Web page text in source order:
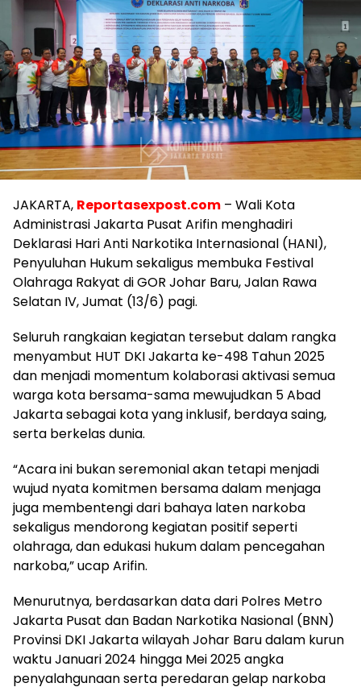
JAKARTA, Reportasexpost.com – Wali Kota
Administrasi Jakarta Pusat Arifin menghadiri
Deklarasi Hari Anti Narkotika Internasional (HANI),
Penyuluhan Hukum sekaligus membuka Festival
Olahraga Rakyat di GOR Johar Baru, Jalan Rawa
Selatan IV, Jumat (13/6) pagi.
Seluruh rangkaian kegiatan tersebut dalam rangka
menyambut HUT DKI Jakarta ke-498 Tahun 2025
dan menjadi momentum kolaborasi aktivasi semua
warga kota bersama-sama mewujudkan 5 Abad
Jakarta sebagai kota yang inklusif, berdaya saing,
serta berkelas dunia.
“Acara ini bukan seremonial akan tetapi menjadi
wujud nyata komitmen bersama dalam menjaga
juga membentengi dari bahaya laten narkoba
sekaligus mendorong kegiatan positif seperti
olahraga, dan edukasi hukum dalam pencegahan
narkoba,” ucap Arifin.
Menurutnya, berdasarkan data dari Polres Metro
Jakarta Pusat dan Badan Narkotika Nasional (BNN)
Provinsi DKI Jakarta wilayah Johar Baru dalam kurun
waktu Januari 2024 hingga Mei 2025 angka
penyalahgunaan serta peredaran gelap narkoba